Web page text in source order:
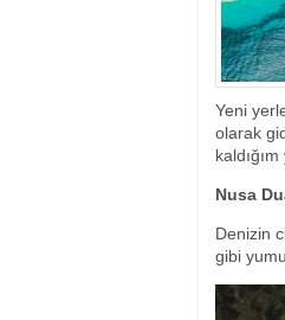
Yeni
olarak
Nusa
Denizin
gibi